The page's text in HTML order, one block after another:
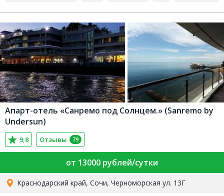
Апарт-отель «Санремо под Солнцем.» (Sanremo by
Undersun)
9,8 Отзывы 79
от 13000 рублей/сутки
Краснодарский край, Сочи, Черноморская ул. 13Г